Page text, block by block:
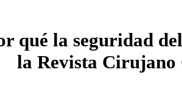
qué la seguridad
la Revista Cirujano